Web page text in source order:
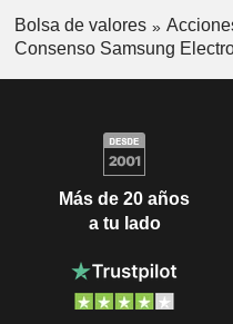
Bolsa de valores
Consenso Samsung
Más de 20 años
a tu lado